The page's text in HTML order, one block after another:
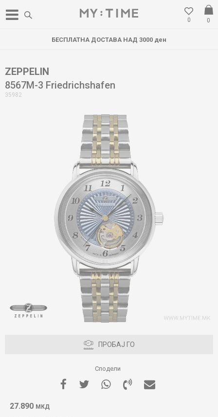
0
0
БЕСПЛАТНА ДОСТАВА НАД 3000 ден
ZEPPELIN
8567M-3 Friedrichshafen
35982
ПРОБАЈ ГО
Сподели
27.890 МКД